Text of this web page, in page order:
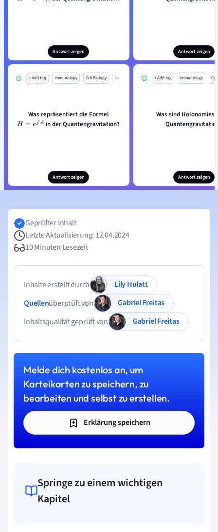
Antwort zeigen Antwort zeigen
+ Add tag Immunology Cell Biology Mo
Was repräsentiert die Formel
H= e∫ A in der Quantengravitation?
Antwort zeigen
+ Add tag Immunology
Was sind Holonomies
Antwort zeigen
Geprüfter Inhalt
Letzte Aktualisierung: 12.04.2024
10 Minuten Lesezeit
Inhalte erstellt durch
Lily Hulatt
Quellenüberprüft von
Gabriel Freitas
Inhaltsqualität geprüft von
Gabriel Freitas
Melde dich kostenlos an, um
Karteikarten zu speichern, zu
bearbeiten und selbst zu erstellen.
Erklärung speichern
Springe zu einem wichtigen
Kapitel